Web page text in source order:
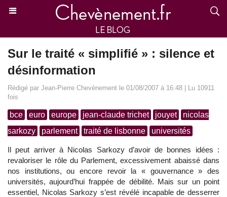
Sur le traité « simplifié » : silence et
désinformation
Rédigé par Jean-Pierre Chevènement le 01/08/2007 à 16:48 | Lu 10911
fois
bce euro europe jean-claude trichet jouyet
nicolas
sarkozy
parlement traité de lisbonne universités
Il peut arriver à Nicolas Sarkozy d’avoir de bonnes idées :
revaloriser le rôle du Parlement, excessivement abaissé dans
nos institutions, ou encore revoir la « gouvernance » des
universités, aujourd’hui frappée de débilité. Mais sur un point
essentiel, Nicolas Sarkozy s’est révélé incapable de desserrer